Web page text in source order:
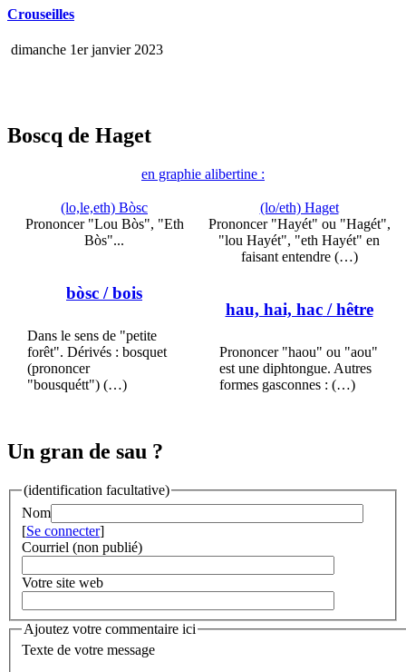
Crouseilles
dimanche 1er janvier 2023
Boscq de Haget
en graphie alibertine :
(lo,le,eth) Bòsc
Prononcer "Lou Bòs", "Eth
Bòs"...
bòsc / bois
Dans le sens de "petite
forêt". Dérivés : bosquet
(prononcer
"bousquétt") (…)
(lo/eth) Haget
Prononcer "Hayét" ou "Hagét",
"lou Hayét", "eth Hayét" en
faisant entendre (…)
hau, hai, hac/ hêtre
Prononcer "haou" ou "aou"
est une diphtongue. Autres
formes gasconnes : (…)
Un gran de sau ?
(identification facultative)
Nom
[Se connecter]
Courriel (non publié)
Votre site web
Ajoutez votre commentaire ici
Texte de votre message